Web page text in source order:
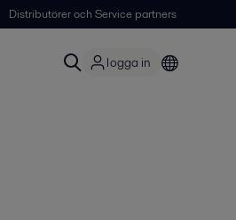
Distributörer och Service partners
logga in